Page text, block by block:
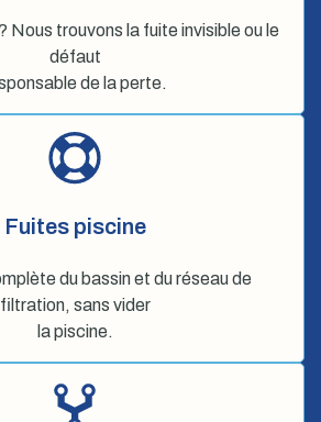
Nous trouvons la fuite invisible ou le
défaut
de la perte.
Fuites piscine
du bassin et du réseau de
filtration, sans vider
la piscine.